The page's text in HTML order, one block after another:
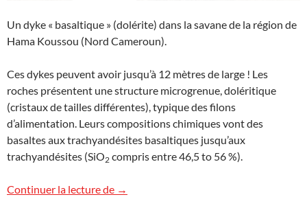
Un dyke « basaltique » (dolérite) dans la savane de la région de
Hama Koussou (Nord Cameroun).
Ces dykes peuvent avoir jusqu’à 12 mètres de large ! Les
roches présentent une structure microgrenue, doléritique
(cristaux de tailles différentes), typique des filons
d’alimentation. Leurs compositions chimiques vont des
basaltes aux trachyandésites basaltiques jusqu’aux
trachyandésites (SiO2 compris entre 46,5 to 56 %).
Continuer la lecture de Filons volcaniques à Hama Koussou,
→